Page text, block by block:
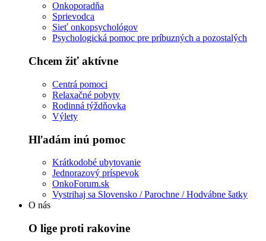
Onkoporadňa
Sprievodca
Sieť onkopsychológov
Psychologická pomoc pre príbuzných a pozostalých
Chcem žiť aktívne
Centrá pomoci
Relaxačné pobyty
Rodinná týždňovka
Výlety
Hľadám inú pomoc
Krátkodobé ubytovanie
Jednorazový príspevok
OnkoForum.sk
Vystrihaj sa Slovensko / Parochne / Hodvábne šatky
O nás
O lige proti rakovine